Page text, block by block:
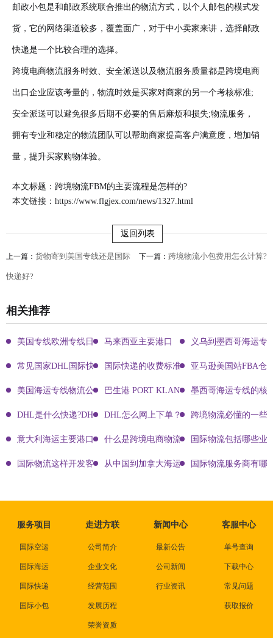
邮政小包是和邮政系统联合推出的物流方式，以个人邮包的模式发
货，它的网络渠道较多，覆盖面广，对于中小卖家来讲，选择邮政
快递是一个比较合理的选择。
跨境电商物流服务时效、安全派送以及物流服务质量都是跨境电商
出口企业应该考量的，物流时效是买家对商家的另一个考核标准;
安全派送可以避免很多后期不必要的售后麻烦和损失;物流服务，
拥有专业和稳定的物流团队可以帮助商家提高客户满意度，增加销
量，提升买家购物体验。
本文标题：跨境物流FBM的主要流程是怎样的?
本文链接： https://www.flgjex.com/news/1327.html
返回列表
上一篇： 货物寄到美国专线还是国际
快递好?
下一篇： 跨境物流小包费用怎么计算?
相关推荐
美国专线欧洲专线日本专线区别马来西亚主要港口 义乌到墨西哥海运专
常见国家DHL国际快递客服热线国际快递的收费标准!四大国际快递的尺寸重
亚马逊美国站FBA仓
美国海运专线物流公司有哪些?巴生港 PORT KLANG 墨西哥海运专线的核
DHL是什么快递?DHL国际快递介绍DHL怎么网上下单？DHL快递寄件有哪些方
跨境物流必懂的一些
意大利海运主要港口有哪些什么是跨境电商物流? 国际物流包括哪些业
国际物流这样开发客户会让你成为销冠从中国到加拿大海运要多久能到达？
国际物流服务商有哪
服务项目
国际空运
国际海运
国际快递
国际小包
走进方联
公司简介
企业文化
经营范围
发展历程
荣誉资质
新闻中心
最新公告
公司新闻
行业资讯
客服中心
单号查询
下载中心
常见问题
获取报价